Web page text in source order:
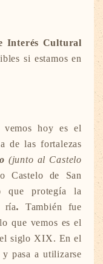
Interés Cultural
si estamos en
hoy es el
de las fortalezas
(junto al Castelo
Castelo de San
que protegía la
ría.
También fue
que vemos es el
siglo XIX. En el
pasa a utilizarse